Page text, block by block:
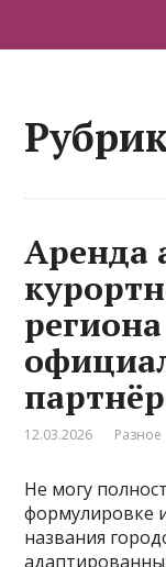
Аренда
12.03.2026 Разное
Не могу
формулировке
названия